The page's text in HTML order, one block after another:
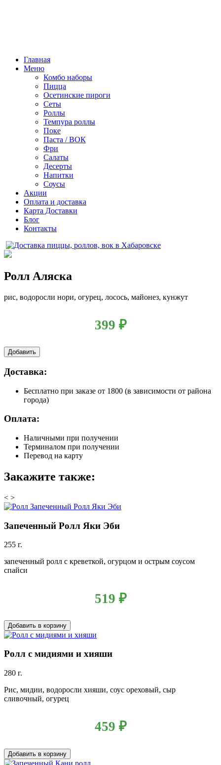
Главная
Меню
Комбо наборы
Пицца
Осетинские пироги
Сеты
Роллы
Темпура роллы
Поке
Паста / ВОК
Фри
Салаты
Десерты
Напитки
Соусы
Акции
Оплата и доставка
Карта Доставки
Блог
Контакты
Ролл Аляска
рис, водоросли нори, огурец, лосось, майонез, кунжут
399 ₽
Добавить
Доставка:
Бесплатно при заказе от 1800 (в зависимости от района
города)
Оплата:
Наличными при получении
Терминалом при получении
Перевод на карту
Закажите также:
< >
Запеченный Ролл Яки Эби
255 г.
запеченный ролл с креветкой, огурцом и острым соусом
спайси
519 ₽
Добавить в корзину
Ролл с мидиями и хияши
280 г.
Рис, мидии, водоросли хияши, соус ореховый, сыр
сливочный, огурец
459 ₽
Добавить в корзину